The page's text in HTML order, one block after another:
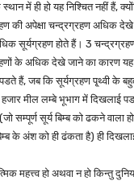
में ही हो यह निश्चित नहीं हैं,
की अपेक्षा चन्द्रग्रहण अधिक देखे
सूर्यग्रहण होते हैं। 3
के अधिक देखे जाने का कारण यह
हैं, जब कि सूर्यग्रहण पृ्थ्वी के
मील लम्बे भूभाग में दिखलाई
सम्पूर्ण सूर्य बिम्ब को ढकने वाला
के अंश को ही ढंकता है) ही
महत्त्व हो अथवा न हो किन्तु